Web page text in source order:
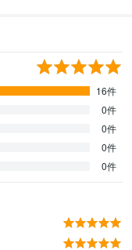
16件
0件
0件
0件
0件